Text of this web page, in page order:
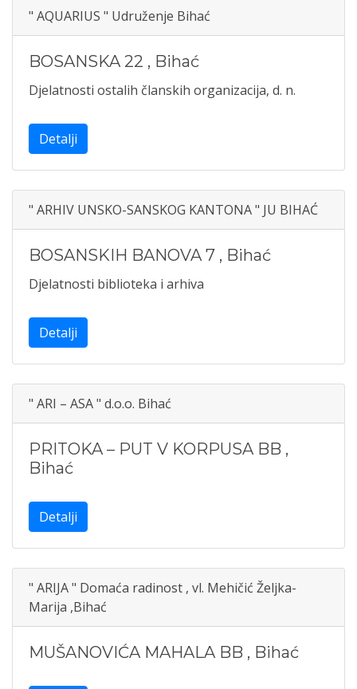
" AQUARIUS " Udruženje Bihać
BOSANSKA 22 , Bihać
Djelatnosti ostalih članskih organizacija, d. n.
Detalji
" ARHIV UNSKO-SANSKOG KANTONA " JU BIHAĆ
BOSANSKIH BANOVA 7 , Bihać
Djelatnosti biblioteka i arhiva
Detalji
" ARI – ASA " d.o.o. Bihać
PRITOKA – PUT V KORPUSA BB ,
Bihać
Detalji
" ARIJA " Domaća radinost , vl. Mehičić Željka-
Marija ,Bihać
MUŠANOVIĆA MAHALA BB , Bihać